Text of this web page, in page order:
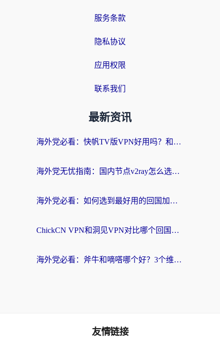
服务条款
隐私协议
应用权限
联系我们
最新资讯
海外党必看：快帆TV版VPN好用吗？和快游VPN对比哪个回国效果更好？附实用避坑指南
海外党无忧指南：国内节点v2ray怎么选？一键回国VPN+多场景实测帮你避坑
海外党必看：如何选到最好用的回国加速器？从节点到售后的全维度指南
ChickCN VPN和洞见VPN对比哪个回国效果更好？海外党亲测3款加速器+避坑指南
海外党必看：斧牛和嘀嗒哪个好？3个维度教你选对回国加速器
友情链接